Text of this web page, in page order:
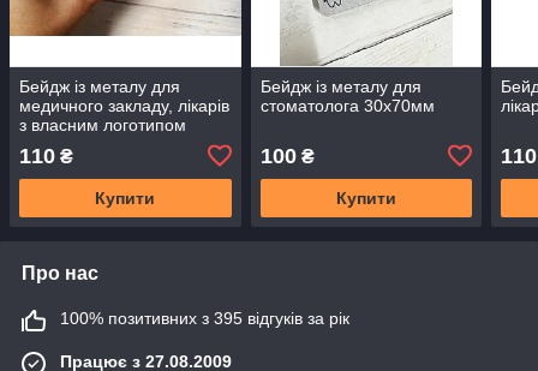
Бейдж із металу для
медичного закладу, лікарів
з власним логотипом
110 ₴
Купити
Бейдж із металу для
стоматолога 30х70мм
100₴
Купити
110
Про нас
100% позитивних з 395 відгуків за рік
Працює з 27.08.2009